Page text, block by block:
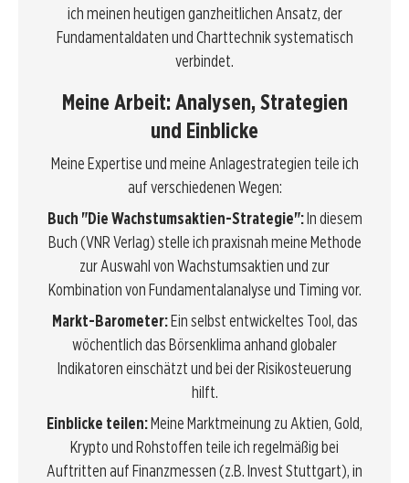
ich meinen heutigen ganzheitlichen Ansatz, der
Fundamentaldaten und Charttechnik systematisch
verbindet.
Meine Arbeit: Analysen, Strategien
und Einblicke
Meine Expertise und meine Anlagestrategien teile ich
auf verschiedenen Wegen:
Buch "Die Wachstumsaktien-Strategie":In diesem
Buch (VNR Verlag) stelle ich praxisnah meine Methode
zur Auswahl von Wachstumsaktien und zur
Kombination von Fundamentalanalyse und Timing vor.
Markt-Barometer:Ein selbst entwickeltes Tool, das
wöchentlich das Börsenklima anhand globaler
Indikatoren einschätzt und bei der Risikosteuerung
hilft.
Einblicke teilen:Meine Marktmeinung zu Aktien, Gold,
Krypto und Rohstoffen teile ich regelmäßig bei
Auftritten auf Finanzmessen (z.B. Invest Stuttgart), in